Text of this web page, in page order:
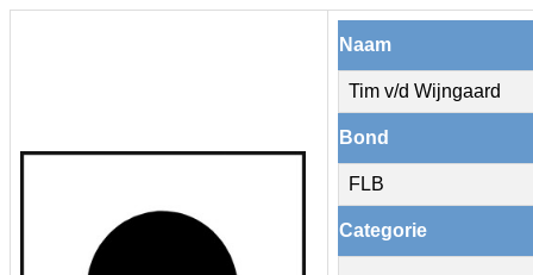
Naam
Tim v/d Wijngaard
Bond
FLB
Categorie